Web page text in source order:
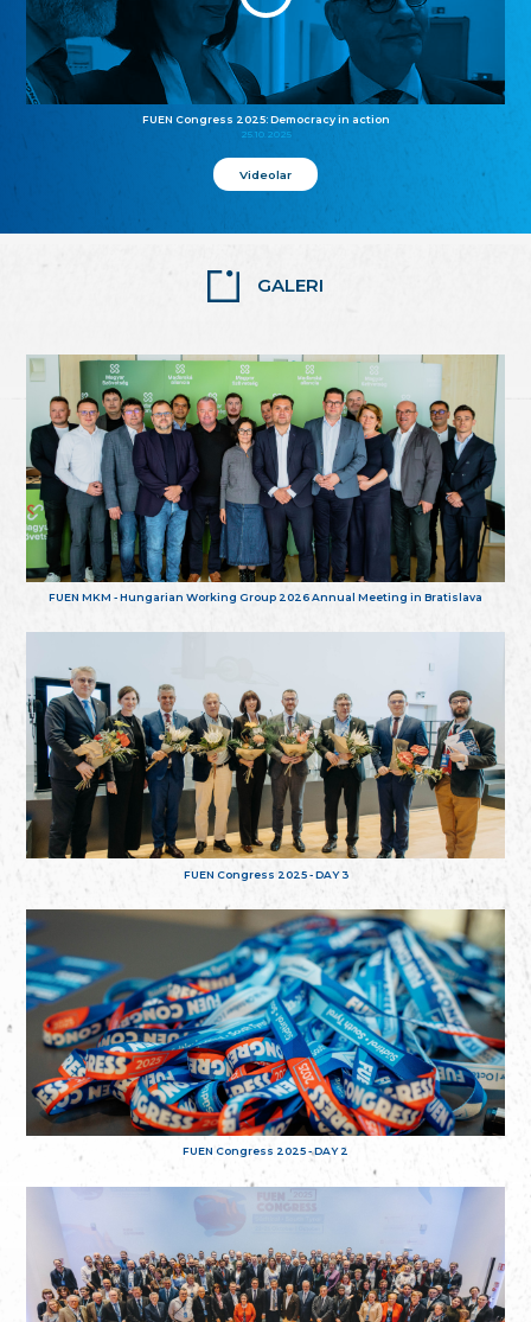
FUEN Congress 2025: Democracy in action
25.10.2025
Videolar
GALERI
FUEN MKM - Hungarian Working Group 2026 Annual Meeting in Bratislava
FUEN Congress 2025 - DAY 3
FUEN Congress 2025 - DAY 2